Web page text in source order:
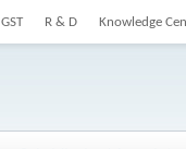
GST R & D Knowledge